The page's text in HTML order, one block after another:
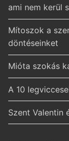
ami nem kerül
Mítoszok a
döntéseinket
Mióta szokás
A 10
Szent Valentin